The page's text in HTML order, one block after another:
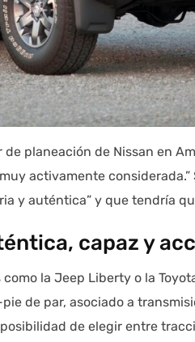
planeación de Nissan en
activamente
y auténtica” y que tendría
capaz y
la Jeep Liberty o la
de par, asociado a
de elegir entre